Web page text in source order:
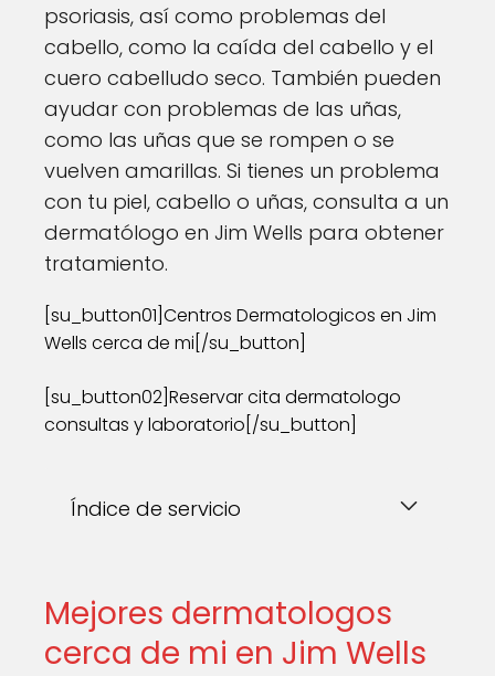
psoriasis, así como problemas del
cabello, como la caída del cabello y el
cuero cabelludo seco. También pueden
ayudar con problemas de las uñas,
como las uñas que se rompen o se
vuelven amarillas. Si tienes un problema
con tu piel, cabello o uñas, consulta a un
dermatólogo en Jim Wells para obtener
tratamiento.
[su_button01]Centros Dermatologicos en Jim
Wells cerca de mi[/su_button]
[su_button02]Reservar cita dermatologo
consultas y laboratorio[/su_button]
Índice de servicio
Mejores dermatologos
cerca de mi en Jim Wells